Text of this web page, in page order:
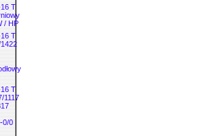
T
/ HP
T
T
1117
0/0